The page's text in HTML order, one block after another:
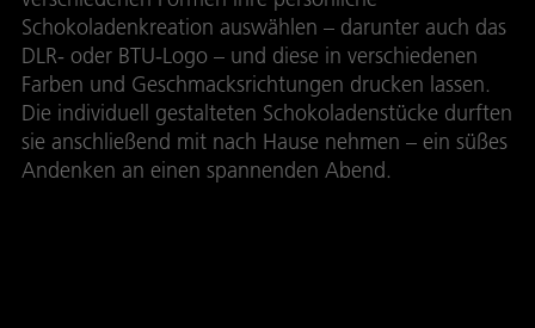
Schokoladenkreation auswählen – darunter auch das
DLR- oder BTU-Logo – und diese in verschiedenen
Farben und Geschmacksrichtungen drucken lassen.
Die individuell gestalteten Schokoladenstücke durften
sie anschließend mit nach Hause nehmen – ein süßes
Andenken an einen spannenden Abend.